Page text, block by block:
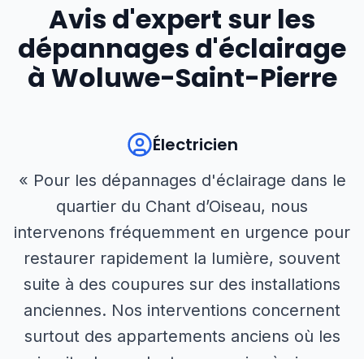
Avis d'expert sur les
dépannages d'éclairage
à Woluwe-Saint-Pierre
Électricien
« Pour les dépannages d'éclairage dans le
quartier du Chant d’Oiseau, nous
intervenons fréquemment en urgence pour
restaurer rapidement la lumière, souvent
suite à des coupures sur des installations
anciennes. Nos interventions concernent
surtout des appartements anciens où les